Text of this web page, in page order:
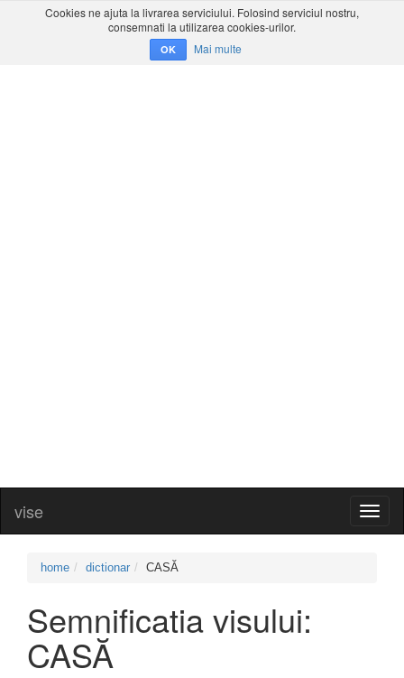
Cookies ne ajuta la livrarea serviciului. Folosind serviciul nostru,
consemnati la utilizarea cookies-urilor.
OK Mai multe
vise
home dictionar CASĂ
Semnificatia visului:
CASĂ